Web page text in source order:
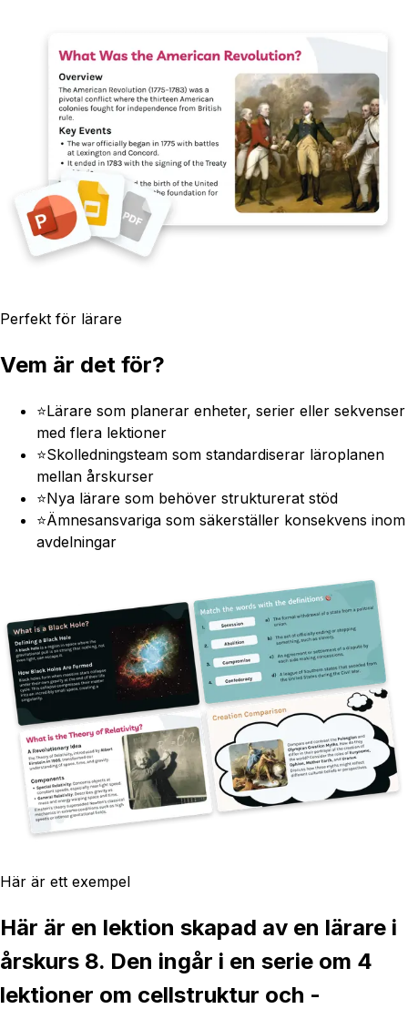
Perfekt för lärare
Vem är det för?
⭐Lärare som planerar enheter, serier eller sekvenser
med flera lektioner
⭐Skolledningsteam som standardiserar läroplanen
mellan årskurser
⭐Nya lärare som behöver strukturerat stöd
⭐Ämnesansvariga som säkerställer konsekvens inom
avdelningar
Här är ett exempel
Här är en lektion skapad av en lärare i
årskurs 8. Den ingår i en serie om 4
lektioner om cellstruktur och -